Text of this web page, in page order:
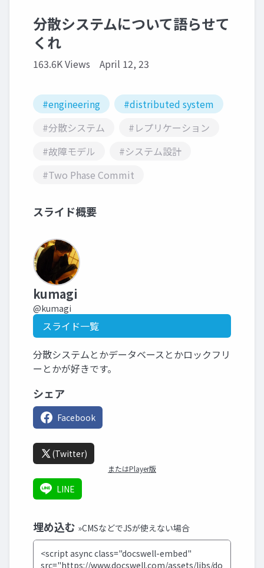
分散システムについて語らせて
くれ
163.6K Views April 12, 23
#engineering
#distributed system
#分散システム
#レプリケーション
#故障モデル
#システム設計
#Two Phase Commit
スライド概要
kumagi
@kumagi
スライド一覧
分散システムとかデータベースとかロックフリ
ーとかが好きです。
シェア
Facebook
(Twitter)
またはPlayer版
LINE
埋め込む »CMSなどでJSが使えない場合